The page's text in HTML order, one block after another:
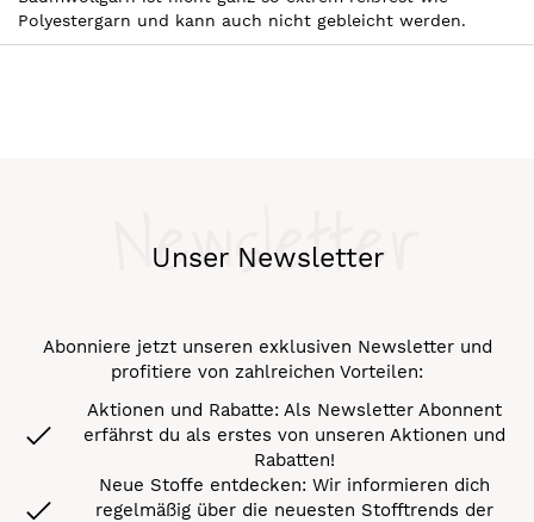
Polyestergarn und kann auch nicht gebleicht werden.
Unser Newsletter
Newsletter
Abonniere jetzt unseren exklusiven Newsletter und
profitiere von zahlreichen Vorteilen:
Aktionen und Rabatte: Als Newsletter Abonnent
erfährst du als erstes von unseren Aktionen und
Rabatten!
Neue Stoffe entdecken: Wir informieren dich
regelmäßig über die neuesten Stofftrends der